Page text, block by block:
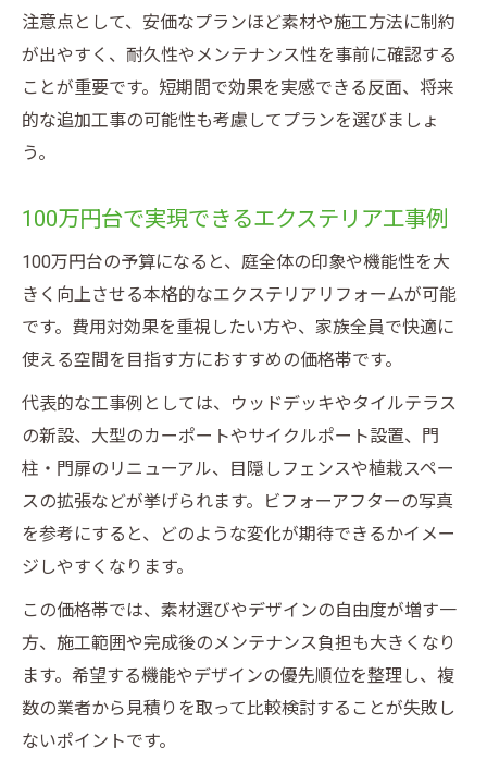
注意点として、安価なプランほど素材や施工方法に制約
が出やすく、耐久性やメンテナンス性を事前に確認する
ことが重要です。短期間で効果を実感できる反面、将来
的な追加工事の可能性も考慮してプランを選びましょ
う。
100万円台で実現できるエクステリア工事例
100万円台の予算になると、庭全体の印象や機能性を大
きく向上させる本格的なエクステリアリフォームが可能
です。費用対効果を重視したい方や、家族全員で快適に
使える空間を目指す方におすすめの価格帯です。
代表的な工事例としては、ウッドデッキやタイルテラス
の新設、大型のカーポートやサイクルポート設置、門
柱・門扉のリニューアル、目隠しフェンスや植栽スペー
スの拡張などが挙げられます。ビフォーアフターの写真
を参考にすると、どのような変化が期待できるかイメー
ジしやすくなります。
この価格帯では、素材選びやデザインの自由度が増す一
方、施工範囲や完成後のメンテナンス負担も大きくなり
ます。希望する機能やデザインの優先順位を整理し、複
数の業者から見積りを取って比較検討することが失敗し
ないポイントです。